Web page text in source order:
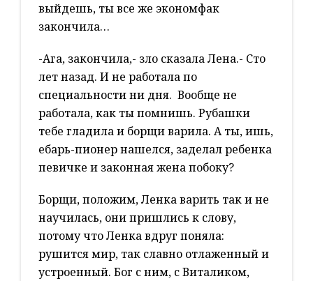
выйдешь, ты все же экономфак
закончила…
-Ага, закончила,- зло сказала Лена.- Сто
лет назад. И не работала по
специальности ни дня. Вообще не
работала, как ты помнишь. Рубашки
тебе гладила и борщи варила. А ты, ишь,
ебарь-пионер нашелся, заделал ребенка
певичке и законная жена побоку?
Борщи, положим, Ленка варить так и не
научилась, они пришлись к слову,
потому что Ленка вдруг поняла:
рушится мир, так славно отлаженный и
устроенный. Бог с ним, с Виталиком,